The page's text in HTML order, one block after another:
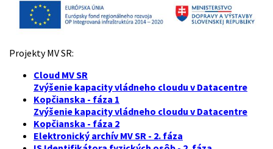
Projekty MV SR:
Cloud MV SR
Zvýšenie kapacity vládneho cloudu v Datacentre
Kopčianska - fáza 1
Zvýšenie kapacity vládneho cloudu v Datacentre
Kopčianska - fáza 2
Elektronický archív MV SR - 2. fáza